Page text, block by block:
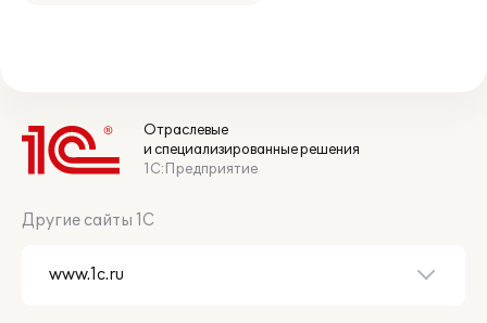
Отраслевые
и специализированные решения
1С:Предприятие
Другие сайты 1С